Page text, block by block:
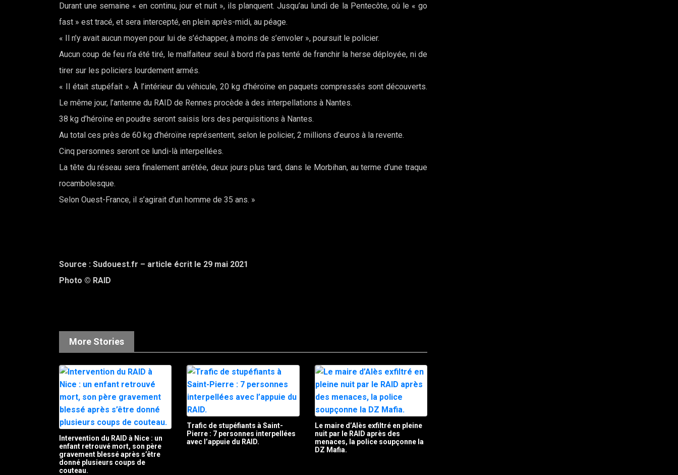
Durant une semaine « en continu, jour et nuit », ils planquent. Jusqu’au lundi de la Pentecôte, où le « go
fast » est tracé, et sera intercepté, en plein après-midi, au péage.
« Il n’y avait aucun moyen pour lui de s’échapper, à moins de s’envoler », poursuit le policier.
Aucun coup de feu n’a été tiré, le malfaiteur seul à bord n’a pas tenté de franchir la herse déployée, ni de
tirer sur les policiers lourdement armés.
« Il était stupéfait ». À l’intérieur du véhicule, 20 kg d’héroïne en paquets compressés sont découverts.
Le même jour, l’antenne du RAID de Rennes procède à des interpellations à Nantes.
38 kg d’héroïne en poudre seront saisis lors des perquisitions à Nantes.
Au total ces près de 60 kg d’héroïne représentent, selon le policier, 2 millions d’euros à la revente.
Cinq personnes seront ce lundi-là interpellées.
La tête du réseau sera finalement arrêtée, deux jours plus tard, dans le Morbihan, au terme d’une traque
rocambolesque.
Selon Ouest-France, il s’agirait d’un homme de 35 ans. »
Source : Sudouest.fr – article écrit le 29 mai 2021
Photo © RAID
More Stories
Intervention du RAID à Nice : un
enfant retrouvé mort, son père
gravement blessé après s’être
donné plusieurs coups de
couteau.
Trafic de stupéfiants à Saint-
Pierre : 7 personnes interpellées
avec l’appuie du RAID.
Le maire d’Alès exfiltré en pleine
nuit par le RAID après des
menaces, la police soupçonne la
DZ Mafia.